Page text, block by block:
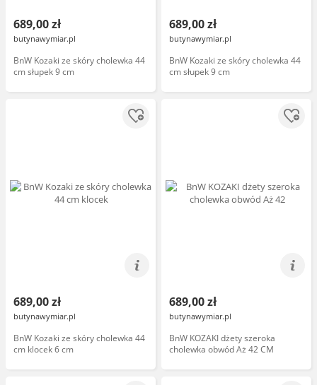
689,00 zł
butynawymiar.pl
BnW Kozaki ze skóry cholewka 44
cm słupek 9 cm
689,00 zł
butynawymiar.pl
BnW Kozaki ze skóry cholewka 44
cm słupek 9 cm
689,00 zł
butynawymiar.pl
BnW Kozaki ze skóry cholewka 44
cm klocek 6 cm
689,00 zł
butynawymiar.pl
BnW KOZAKI dżety szeroka
cholewka obwód Aż 42 CM